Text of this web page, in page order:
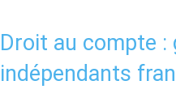
Droit au compte :
indépendants